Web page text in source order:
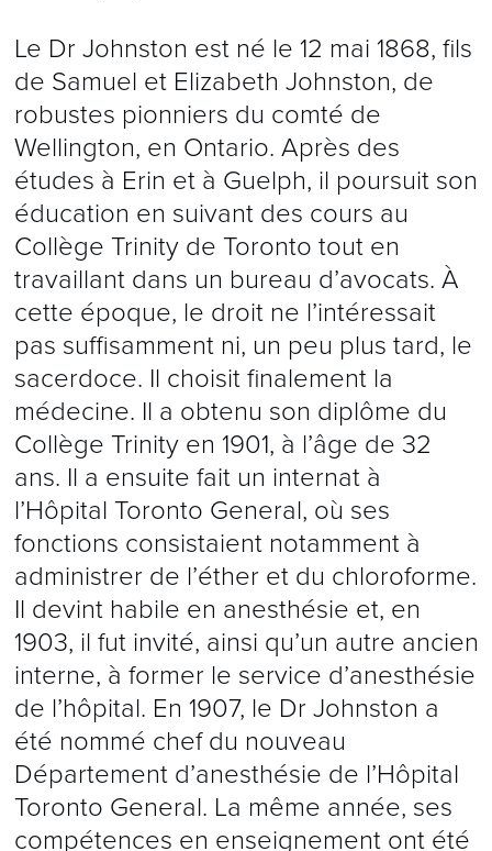
Le Dr Johnston est né le 12 mai 1868, fils
de Samuel et Elizabeth Johnston, de
robustes pionniers du comté de
Wellington, en Ontario. Après des
études à Erin et à Guelph, il poursuit son
éducation en suivant des cours au
Collège Trinity de Toronto tout en
travaillant dans un bureau d’avocats. À
cette époque, le droit ne l’intéressait
pas suffisamment ni, un peu plus tard, le
sacerdoce. Il choisit finalement la
médecine. Il a obtenu son diplôme du
Collège Trinity en 1901, à l’âge de 32
ans. Il a ensuite fait un internat à
l’Hôpital Toronto General, où ses
fonctions consistaient notamment à
administrer de l’éther et du chloroforme.
Il devint habile en anesthésie et, en
1903, il fut invité, ainsi qu’un autre ancien
interne, à former le service d’anesthésie
de l’hôpital. En 1907, le Dr Johnston a
été nommé chef du nouveau
Département d’anesthésie de l’Hôpital
Toronto General. La même année, ses
compétences en enseignement ont été